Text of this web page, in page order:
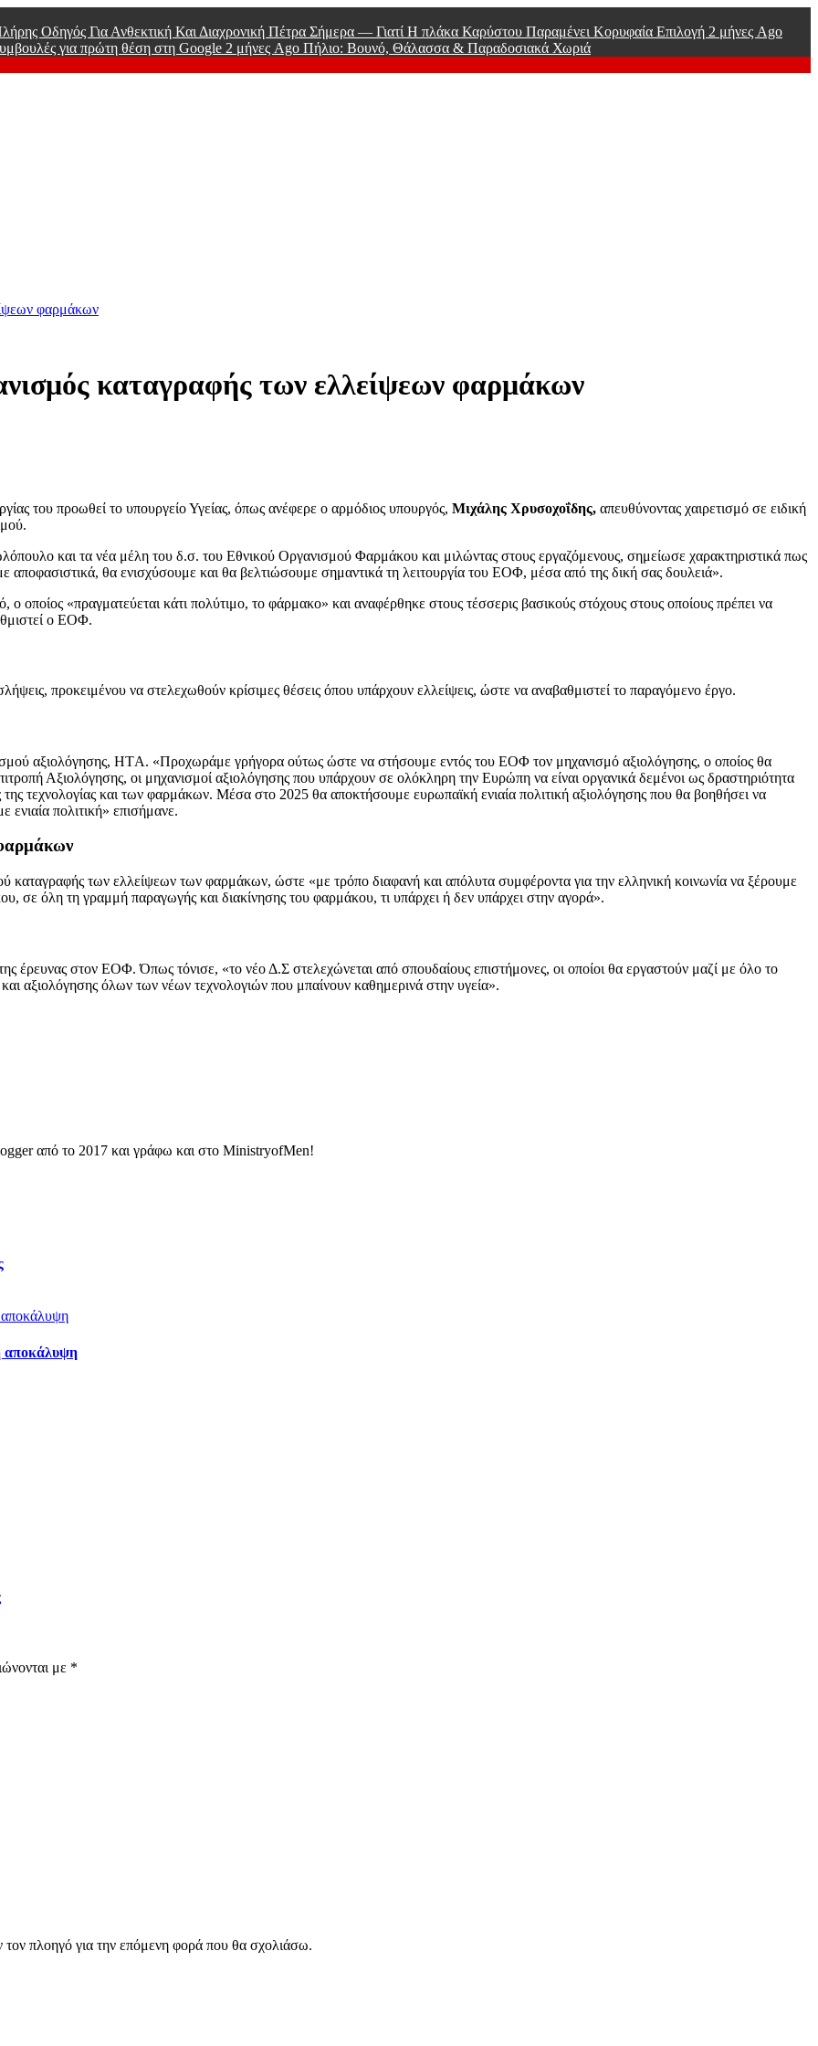
Οδηγός Για Ανθεκτική Και Διαχρονική Πέτρα Σήμερα — Γιατί Η πλάκα Καρύστου Παραμένει Κορυφαία Επιλογή 2 μήνες Ago
για πρώτη θέση στη Google 2 μήνες Ago Πήλιο: Βουνό, Θάλασσα & Παραδοσιακά Χωριά
φαρμάκων
καταγραφής των ελλείψεων φαρμάκων
του προωθεί το υπουργείο Υγείας, όπως ανέφερε ο αρμόδιος υπουργός, Μιχάλης Χρυσοχοΐδης, απευθύνοντας χαιρετισμό σε ειδική
και τα νέα μέλη του δ.σ. του Εθνικού Οργανισμού Φαρμάκου και μιλώντας στους εργαζόμενους, σημείωσε χαρακτηριστικά πως
αποφασιστικά, θα ενισχύσουμε και θα βελτιώσουμε σημαντικά τη λειτουργία του ΕΟΦ, μέσα από της δική σας δουλειά».
ο οποίος «πραγματεύεται κάτι πολύτιμο, το φάρμακο» και αναφέρθηκε στους τέσσερις βασικούς στόχους στους οποίους πρέπει να
ο ΕΟΦ.
προκειμένου να στελεχωθούν κρίσιμες θέσεις όπου υπάρχουν ελλείψεις, ώστε να αναβαθμιστεί το παραγόμενο έργο.
αξιολόγησης, HΤA. «Προχωράμε γρήγορα ούτως ώστε να στήσουμε εντός του ΕΟΦ τον μηχανισμό αξιολόγησης, ο οποίος θα
Αξιολόγησης, οι μηχανισμοί αξιολόγησης που υπάρχουν σε ολόκληρη την Ευρώπη να είναι οργανικά δεμένοι ως δραστηριότητα
τεχνολογίας και των φαρμάκων. Μέσα στο 2025 θα αποκτήσουμε ευρωπαϊκή ενιαία πολιτική αξιολόγησης που θα βοηθήσει να
πολιτική» επισήμανε.
καταγραφής των ελλείψεων των φαρμάκων, ώστε «με τρόπο διαφανή και απόλυτα συμφέροντα για την ελληνική κοινωνία να ξέρουμε
σε όλη τη γραμμή παραγωγής και διακίνησης του φαρμάκου, τι υπάρχει ή δεν υπάρχει στην αγορά».
στον ΕΟΦ. Όπως τόνισε, «το νέο Δ.Σ στελεχώνεται από σπουδαίους επιστήμονες, οι οποίοι θα εργαστούν μαζί με όλο το
αξιολόγησης όλων των νέων τεχνολογιών που μπαίνουν καθημερινά στην υγεία».
από το 2017 και γράφω και στο MinistryofMen!
αποκάλυψη
με *
πλοηγό για την επόμενη φορά που θα σχολιάσω.